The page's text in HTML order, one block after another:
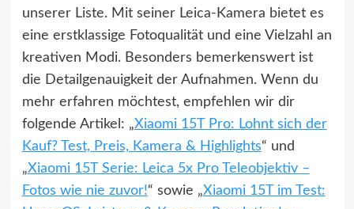
unserer Liste. Mit seiner Leica-Kamera bietet es
eine erstklassige Fotoqualität und eine Vielzahl an
kreativen Modi. Besonders bemerkenswert ist
die Detailgenauigkeit der Aufnahmen. Wenn du
mehr erfahren möchtest, empfehlen wir dir
folgende Artikel: „Xiaomi 15T Pro: Lohnt sich der
Kauf? Test, Preis, Kamera & Highlights“ und
„Xiaomi 15T Serie: Leica 5x Pro Teleobjektiv –
Fotos wie nie zuvor!“ sowie „Xiaomi 15T im Test: